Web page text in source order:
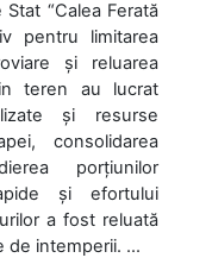
“Calea Ferată
pentru limitarea
și reluarea
teren au lucrat
și resurse
consolidarea
porțiunilor
și efortului
a fost reluată
de intemperii. ...